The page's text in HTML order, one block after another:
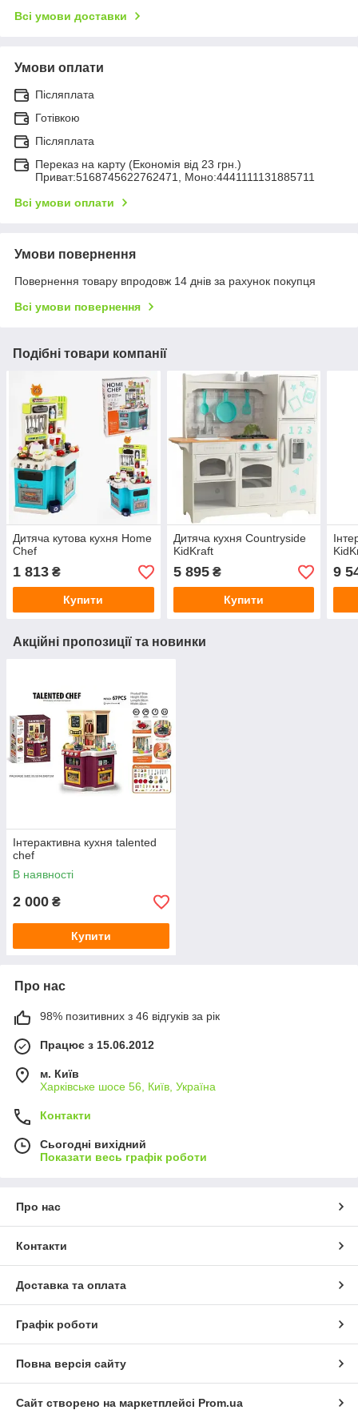
Всі умови доставки
Умови оплати
Післяплата
Готівкою
Післяплата
Переказ на карту (Економія від 23 грн.)
Приват:5168745622762471, Моно:4441111131885711
Всі умови оплати
Умови повернення
Повернення товару впродовж 14 днів за рахунок покупця
Всі умови повернення
Подібні товари компанії
Дитяча кутова кухня Home
Chef
1 813 ₴
Купити
Дитяча кухня Countryside
KidKraft
5 895₴
Купити
9
Акційні пропозиції та новинки
Інтерактивна кухня talented
chef
В наявності
2 000 ₴
Купити
Про нас
98% позитивних з 46 відгуків за рік
Працює з 15.06.2012
м. Київ
Харківське шосе 56, Київ, Україна
Контакти
Сьогодні вихідний
Показати весь графік роботи
Про нас
Контакти
Доставка та оплата
Графік роботи
Повна версія сайту
Сайт створено на маркетплейсі Prom.ua